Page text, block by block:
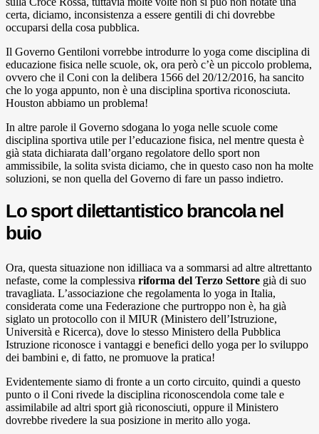
certa, diciamo, inconsistenza a essere gentili di chi dovrebbe
occuparsi della cosa pubblica.
Il Governo Gentiloni vorrebbe introdurre lo yoga come disciplina di
educazione fisica nelle scuole, ok, ora però c’è un piccolo problema,
ovvero che il Coni con la delibera 1566 del 20/12/2016, ha sancito
che lo yoga appunto, non è una disciplina sportiva riconosciuta.
Houston abbiamo un problema!
In altre parole il Governo sdogana lo yoga nelle scuole come
disciplina sportiva utile per l’educazione fisica, nel mentre questa è
già stata dichiarata dall’organo regolatore dello sport non
ammissibile, la solita svista diciamo, che in questo caso non ha molte
soluzioni, se non quella del Governo di fare un passo indietro.
Lo sport dilettantistico brancola nel
buio
Ora, questa situazione non idilliaca va a sommarsi ad altre altrettanto
nefaste, come la complessiva riforma del Terzo Settore già di suo
travagliata. L’associazione che regolamenta lo yoga in Italia,
considerata come una Federazione che purtroppo non è, ha già
siglato un protocollo con il MIUR (Ministero dell’Istruzione,
Università e Ricerca), dove lo stesso Ministero della Pubblica
Istruzione riconosce i vantaggi e benefici dello yoga per lo sviluppo
dei bambini e, di fatto, ne promuove la pratica!
Evidentemente siamo di fronte a un corto circuito, quindi a questo
punto o il Coni rivede la disciplina riconoscendola come tale e
assimilabile ad altri sport già riconosciuti, oppure il Ministero
dovrebbe rivedere la sua posizione in merito allo yoga.